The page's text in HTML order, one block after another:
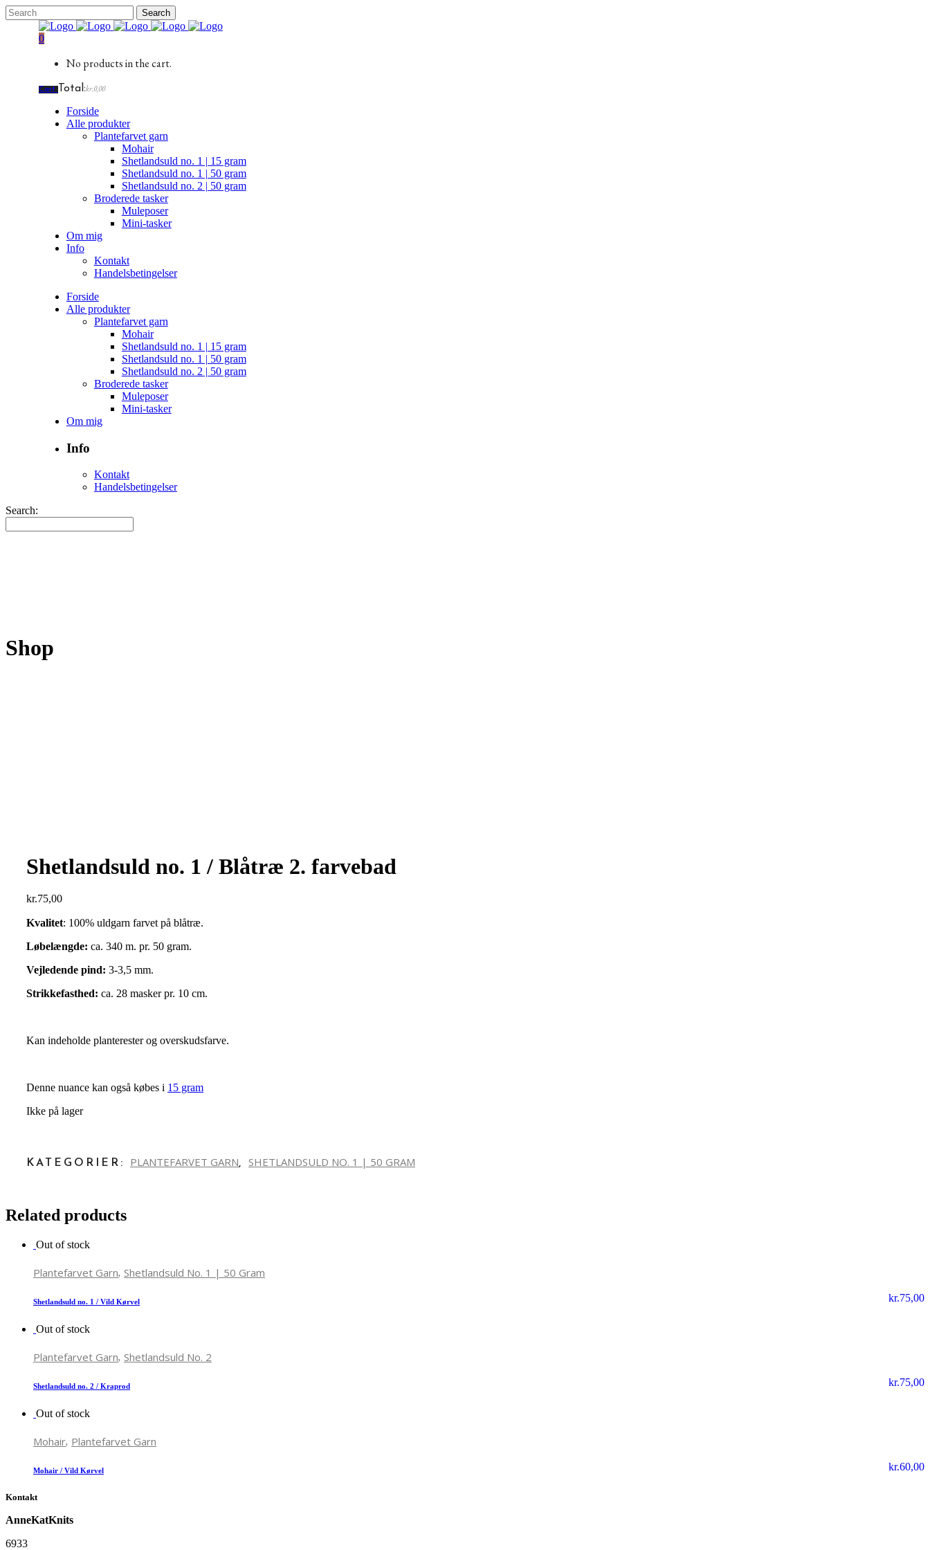
0
No products in the cart.
Cart Total:kr.0,00
Forside
Alle produkter
Plantefarvet garn
Mohair
Shetlandsuld no. 1 | 15 gram
Shetlandsuld no. 1 | 50 gram
Shetlandsuld no. 2 | 50 gram
Broderede tasker
Muleposer
Mini-tasker
Om mig
Info
Kontakt
Handelsbetingelser
Forside
Alle produkter
Plantefarvet garn
Mohair
Shetlandsuld no. 1 | 15 gram
Shetlandsuld no. 1 | 50 gram
Shetlandsuld no. 2 | 50 gram
Broderede tasker
Muleposer
Mini-tasker
Om mig
Info
Kontakt
Handelsbetingelser
Search:
Shop
Shetlandsuld no. 1 / Blåtræ 2. farvebad
kr.75,00
Kvalitet: 100% uldgarn farvet på blåtræ.
Løbelængde: ca. 340 m. pr. 50 gram.
Vejledende pind: 3-3,5 mm.
Strikkefasthed: ca. 28 masker pr. 10 cm.
Kan indeholde planterester og overskudsfarve.
Denne nuance kan også købes i 15 gram
Ikke på lager
KATEGORIER: PLANTEFARVET GARN, SHETLANDSULD NO. 1 | 50 GRAM
Related products
Out of stock
Plantefarvet Garn, Shetlandsuld No. 1 | 50 Gram
Shetlandsuld no. 1 / Vild Kørvel kr.75,00
Out of stock
Plantefarvet Garn, Shetlandsuld No. 2
Shetlandsuld no. 2 / Kraprod kr.75,00
Out of stock
Mohair, Plantefarvet Garn
Mohair / Vild Kørvel kr.60,00
Kontakt
AnneKatKnits
6933